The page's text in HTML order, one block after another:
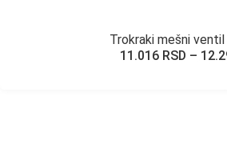
Trokraki mešni
11.016 RSD –